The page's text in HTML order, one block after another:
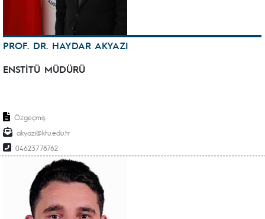
PROF. DR. HAYDAR AKYAZI
ENSTİTÜ MÜDÜRÜ
Özgeçmiş
akyazi@ktu.edu.tr
04623778762